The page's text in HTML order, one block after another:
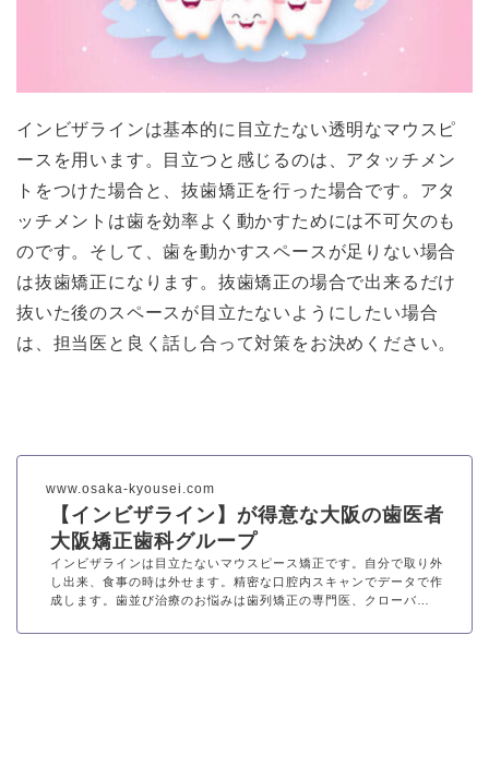
インビザラインは基本的に目立たない透明なマウスピ
ースを用います。目立つと感じるのは、アタッチメン
トをつけた場合と、抜歯矯正を行った場合です。アタ
ッチメントは歯を効率よく動かすためには不可欠のも
のです。そして、歯を動かすスペースが足りない場合
は抜歯矯正になります。抜歯矯正の場合で出来るだけ
抜いた後のスペースが目立たないようにしたい場合
は、担当医と良く話し合って対策をお決めください。
www.osaka-kyousei.com
【インビザライン】が得意な大阪の歯医者
大阪矯正歯科グループ
インビザラインは目立たないマウスピース矯正です。自分で取り外
し出来、食事の時は外せます。精密な口腔内スキャンでデータで作
成します。歯並び治療のお悩みは歯列矯正の専門医、クローバ…